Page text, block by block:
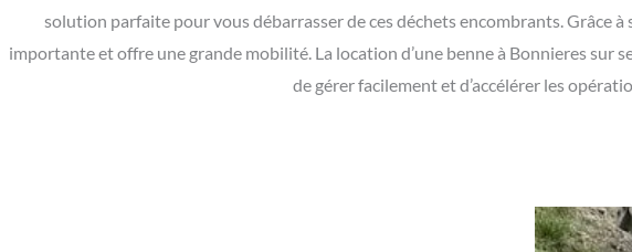
solution parfaite pour vous débarrasser de ces déchets encombrants. Grâce
importante et offre une grande mobilité. La location d’une benne à Bonnieres
de gérer facilement et d’accélérer les